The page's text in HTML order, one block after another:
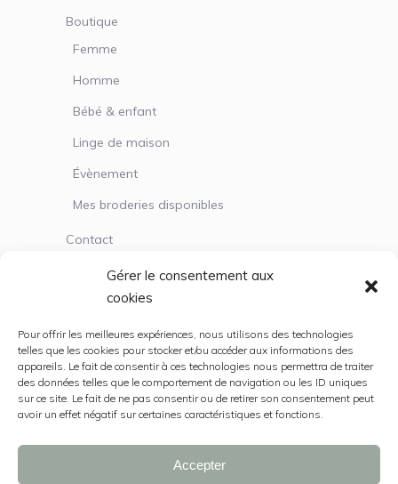
Gérer le consentement aux
cookies
Pour offrir les meilleures expériences, nous utilisons des technologies
telles que les cookies pour stocker et/ou accéder aux informations des
appareils. Le fait de consentir à ces technologies nous permettra de traiter
des données telles que le comportement de navigation ou les ID uniques
sur ce site. Le fait de ne pas consentir ou de retirer son consentement peut
avoir un effet négatif sur certaines caractéristiques et fonctions.
Accepter
Boutique
Femme
Homme
Bébé & enfant
Linge de maison
Évènement
Mes broderies disponibles
Contact
Mentions légales
Politique de cookies (UE)
CGV